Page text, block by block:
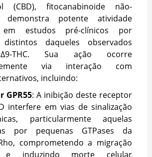
(CBD), fitocanabinoide não-
demonstra potente atividade
em estudos pré-clínicos por
distintos daqueles observados
THC. Sua ação ocorre
via interação com
incluindo:
GPR55: A inibição deste receptor
interfere em vias de sinalização
particularmente aquelas
por pequenas GTPases da
comprometendo a migração
e induzindo morte celular